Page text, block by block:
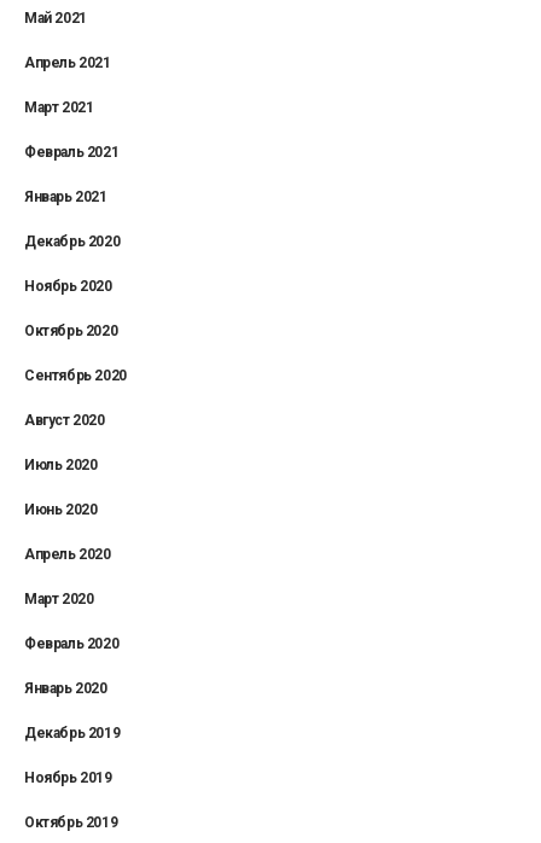
Май 2021
Апрель 2021
Март 2021
Февраль 2021
Январь 2021
Декабрь 2020
Ноябрь 2020
Октябрь 2020
Сентябрь 2020
Август 2020
Июль 2020
Июнь 2020
Апрель 2020
Март 2020
Февраль 2020
Январь 2020
Декабрь 2019
Ноябрь 2019
Октябрь 2019